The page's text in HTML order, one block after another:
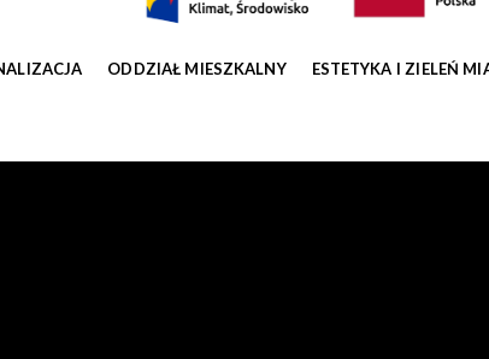
ODDZIAŁ MIESZKALNY ESTETYKA I ZIELEŃ